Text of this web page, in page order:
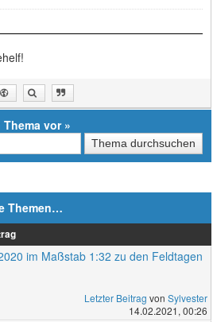
Thema vor»
Themen…
im Maßstab 1:32 zu den Feldtagen
Letzter Beitrag von Sylvester
14.02.2021, 00:26